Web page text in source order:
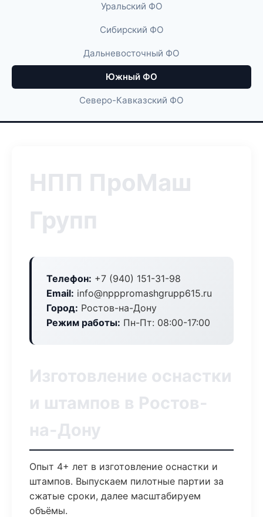
Уральский ФО
Сибирский ФО
Дальневосточный ФО
Южный ФО
Северо-Кавказский ФО
НПП ПроМаш
Групп
Телефон: +7 (940) 151-31-98
Email: info@npppromashgrupp615.ru
Город: Ростов-на-Дону
Режим работы: Пн-Пт: 08:00-17:00
Изготовление оснастки
и штампов в Ростов-
на-Дону
Опыт 4+ лет в изготовление оснастки и
штампов. Выпускаем пилотные партии за
сжатые сроки, далее масштабируем
объёмы.